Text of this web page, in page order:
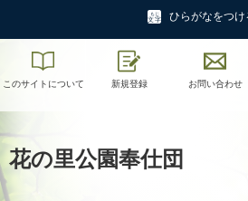
ひらがなをつけ
このサイトについて 新規登録 お問い合わせ
花の里公園奉仕団